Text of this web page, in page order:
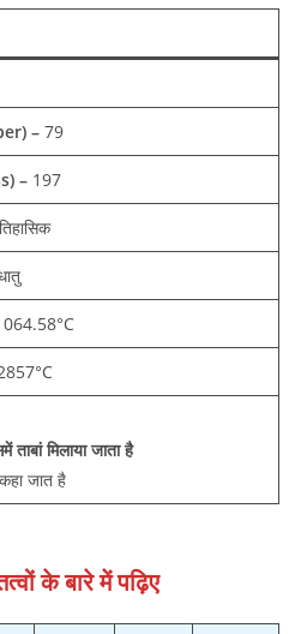
–79
– 197
ताबां मिलाया जाता है
जात है
के बारे में पढ़ि‍ए